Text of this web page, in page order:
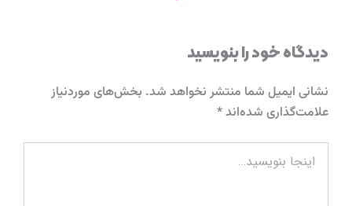
دیدگاه‌ خود را بنویسید
نشانی ایمیل شما منتشر نخواهد شد. بخش‌های موردنیاز
علامت‌گذاری شده‌اند*
اینجا
بنویسید…